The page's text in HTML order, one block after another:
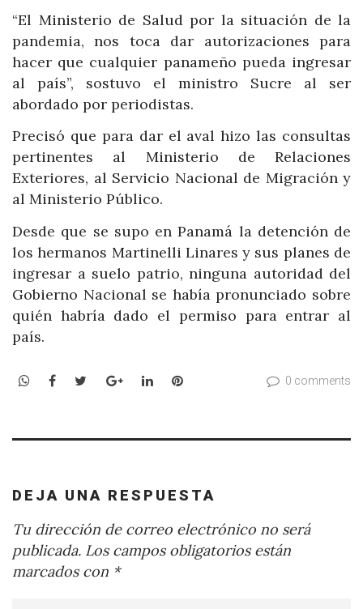
“El Ministerio de Salud por la situación de la
pandemia, nos toca dar autorizaciones para
hacer que cualquier panameño pueda ingresar
al país”, sostuvo el ministro Sucre al ser
abordado por periodistas.
Precisó que para dar el aval hizo las consultas
pertinentes al Ministerio de Relaciones
Exteriores, al Servicio Nacional de Migración y
al Ministerio Público.
Desde que se supo en Panamá la detención de
los hermanos Martinelli Linares y sus planes de
ingresar a suelo patrio, ninguna autoridad del
Gobierno Nacional se había pronunciado sobre
quién habría dado el permiso para entrar al
país.
WhatsApp
Facebook
TwitterGoogle+LinkedInPinterest 0 comments
DEJA UNA RESPUESTA
Tu dirección de correo electrónico no será
publicada. Los campos obligatorios están
marcados con *